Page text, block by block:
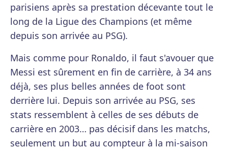
parisiens après sa prestation décevante tout le
long de la Ligue des Champions (et même
depuis son arrivée au PSG).
Mais comme pour Ronaldo, il faut s'avouer que
Messi est sûrement en fin de carrière, à 34 ans
déjà, ses plus belles années de foot sont
derrière lui. Depuis son arrivée au PSG, ses
stats ressemblent à celles de ses débuts de
carrière en 2003… pas décisif dans les matchs,
seulement un but au compteur à la mi-saison